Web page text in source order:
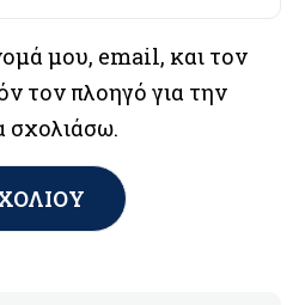
μου, email, και τον
τον πλοηγό για την
σχολιάσω.